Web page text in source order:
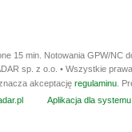
15 min. Notowania GPW/NC
sp. z o.o. • Wszystkie
akceptację regulaminu .
Aplikacja dla